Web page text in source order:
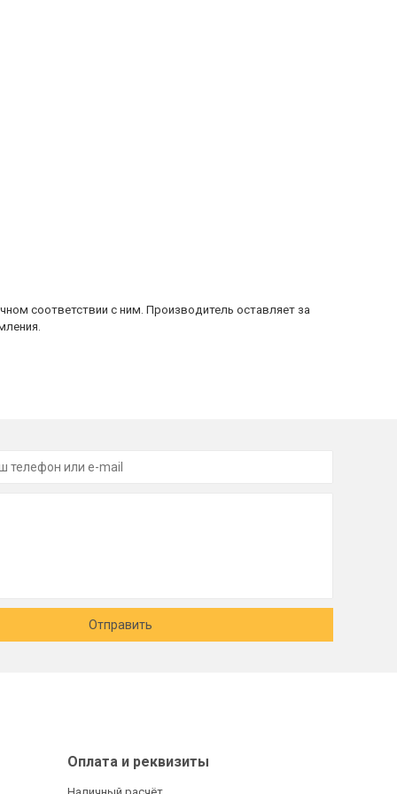
соответствии с ним. Производитель оставляет за
Отправить
Оплата и реквизиты